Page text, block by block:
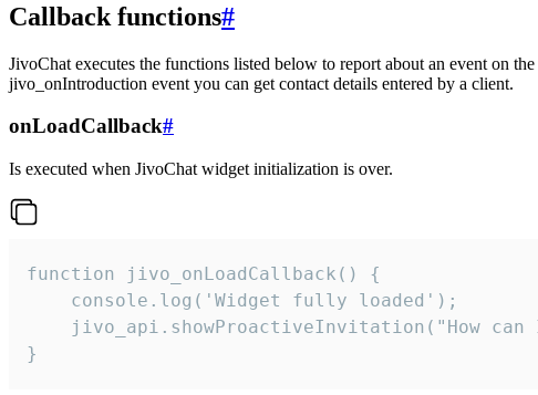
Callback functions#
JivoChat executes the functions listed below to report about an event on
jivo_onIntroduction event you can get contact details entered by a client.
onLoadCallback#
Is executed when JivoChat widget initialization is over.
function jivo_onLoadCallback() {
    console.log('Widget fully loaded');
jivo_api.showProactiveInvitation("How can
}